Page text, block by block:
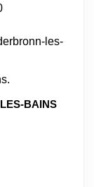
les-
BAINS